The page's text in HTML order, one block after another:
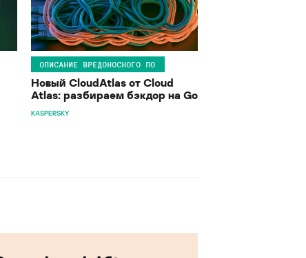
ОПИСАНИЕ ВРЕДОНОСНОГО ПО
Новый CloudAtlas от Cloud
Atlas: разбираем бэкдор на Go
KASPERSKY